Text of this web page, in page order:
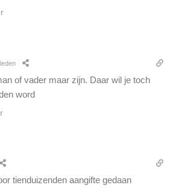
of vader maar zijn. Daar wil je toch
word
tienduizenden aangifte gedaan